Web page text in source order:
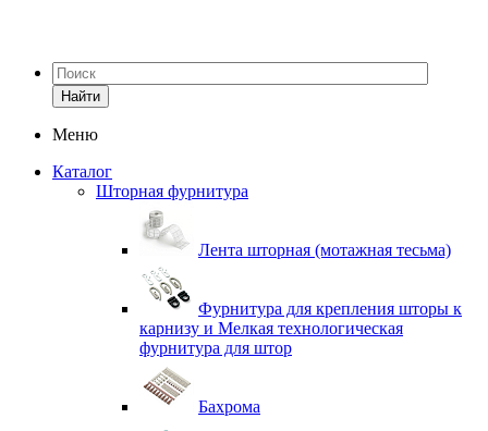
Найти
Меню
Каталог
Шторная фурнитура
Лента шторная (мотажная тесьма)
Фурнитура для крепления шторы к
карнизу и Мелкая технологическая
фурнитура для штор
Бахрома